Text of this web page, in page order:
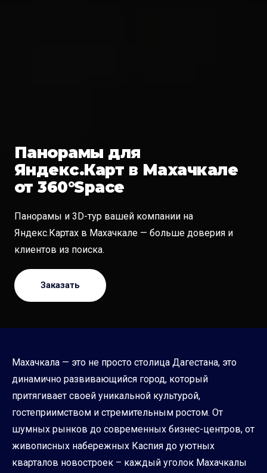
Панорамы для
Яндекс.Карт в Махачкале
от 360°Space
Панорамы и 3D-тур вашей компании на
Яндекс.Картах в Махачкале — больше доверия и
клиентов из поиска.
Заказать
Махачкала — это не просто столица Дагестана, это
динамично развивающийся город, который
притягивает своей уникальной культурой,
гостеприимством и стремительным ростом. От
шумных рынков до современных бизнес-центров, от
живописных набережных Каспия до уютных
кварталов новостроек – каждый уголок Махачкалы